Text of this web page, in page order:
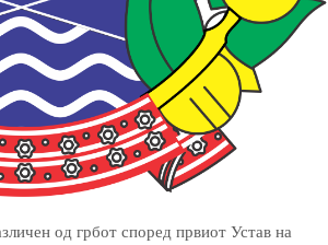
од грбот според првиот Устав на